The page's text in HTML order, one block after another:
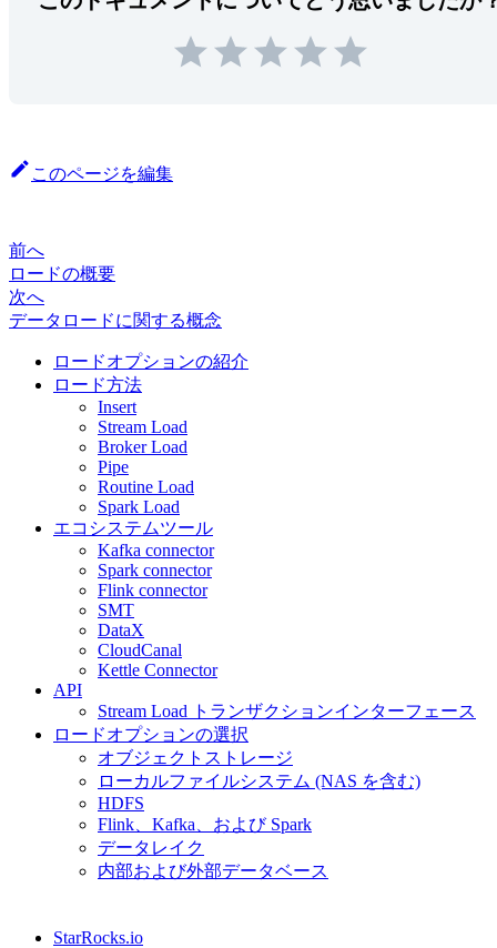
このページを編集
前へ
ロードの概要
次へ
データロードに関する概念
ロードオプションの紹介
ロード方法
Insert
Stream Load
Broker Load
Pipe
Routine Load
Spark Load
エコシステムツール
Kafka connector
Spark connector
Flink connector
SMT
DataX
CloudCanal
Kettle Connector
API
Stream Load トランザクションインターフェース
ロードオプションの選択
オブジェクトストレージ
ローカルファイルシステム (NAS を含む)
HDFS
Flink、Kafka、および Spark
データレイク
内部および外部データベース
StarRocks.io